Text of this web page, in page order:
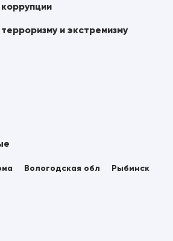
и экстремизму
Вологодская обл Рыбинск